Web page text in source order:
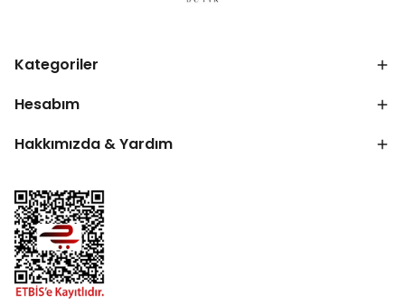
Kategoriler
Hesabım
Hakkımızda & Yardım